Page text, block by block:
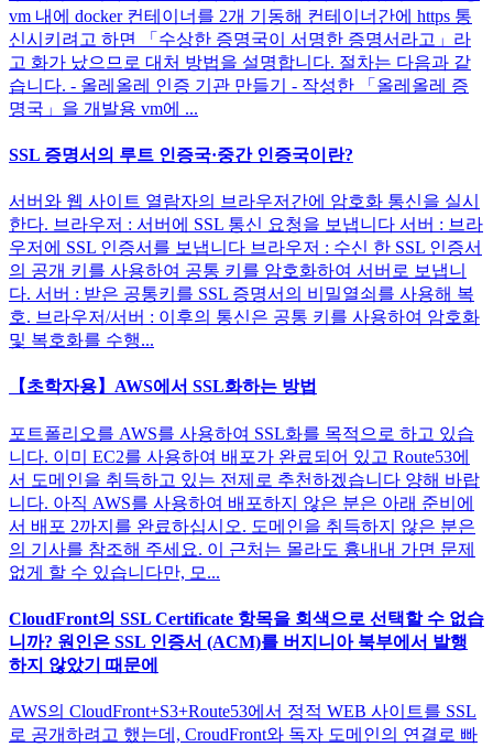
vm 내에 docker 컨테이너를 2개 기동해 컨테이너간에 https 통
신시키려고 하면 「수상한 증명국이 서명한 증명서라고」라
고 화가 났으므로 대처 방법을 설명합니다. 절차는 다음과 같
습니다. - 올레올레 인증 기관 만들기 - 작성한 「올레올레 증
명국」을 개발용 vm에 ...
SSL 증명서의 루트 인증국·중간 인증국이란?
서버와 웹 사이트 열람자의 브라우저간에 암호화 통신을 실시
한다. 브라우저 : 서버에 SSL 통신 요청을 보냅니다 서버 : 브라
우저에 SSL 인증서를 보냅니다 브라우저 : 수신 한 SSL 인증서
의 공개 키를 사용하여 공통 키를 암호화하여 서버로 보냅니
다. 서버 : 받은 공통키를 SSL 증명서의 비밀열쇠를 사용해 복
호. 브라우저/서버 : 이후의 통신은 공통 키를 사용하여 암호화
및 복호화를 수행...
【초학자용】AWS에서 SSL화하는 방법
포트폴리오를 AWS를 사용하여 SSL화를 목적으로 하고 있습
니다. 이미 EC2를 사용하여 배포가 완료되어 있고 Route53에
서 도메인을 취득하고 있는 전제로 추천하겠습니다 양해 바랍
니다. 아직 AWS를 사용하여 배포하지 않은 분은 아래 준비에
서 배포 2까지를 완료하십시오. 도메인을 취득하지 않은 분은
의 기사를 참조해 주세요. 이 근처는 몰라도 흉내내 가면 문제
없게 할 수 있습니다만, 모...
CloudFront의 SSL Certificate 항목을 회색으로 선택할 수 없습
니까? 원인은 SSL 인증서 (ACM)를 버지니아 북부에서 발행
하지 않았기 때문에
AWS의 CloudFront+S3+Route53에서 정적 WEB 사이트를 SSL
로 공개하려고 했는데, CroudFront와 독자 도메인의 연결로 빠